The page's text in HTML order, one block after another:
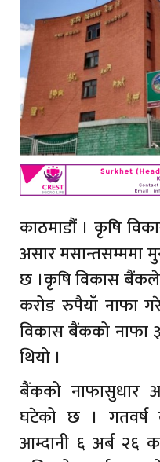
काठमाडौं । कृषि
असार मसान्तसम्ममा
छ ।कृषि विकास बैंकले
करोड रुपैयाँ नाफा
विकास बैंकको नाफा
थियो ।
बैंकको नाफासुधार
घटेको छ ।
आम्दानी ६ अर्ब २६